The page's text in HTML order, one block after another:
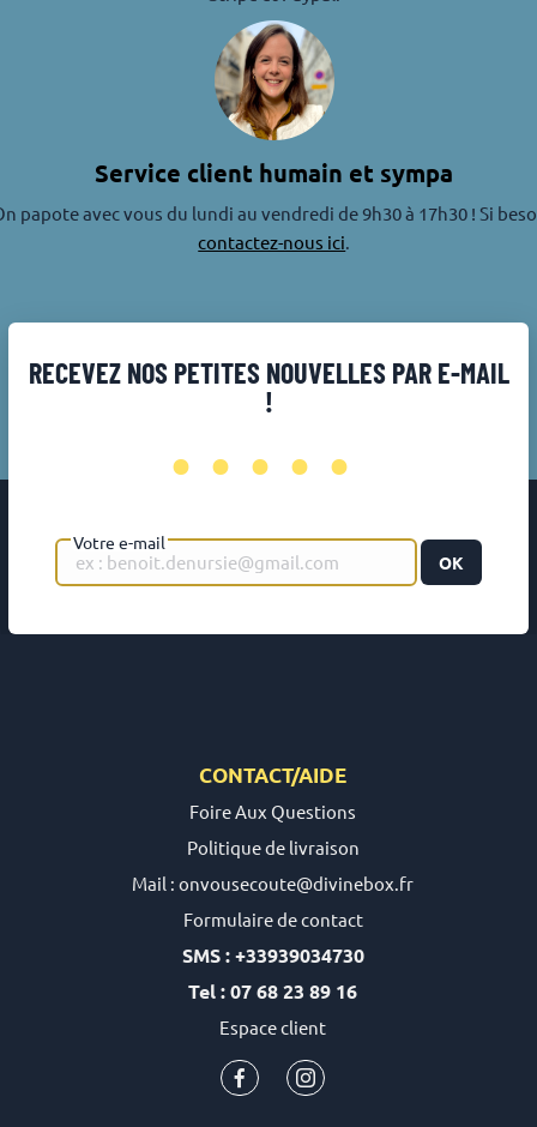
Service client humain et sympa
papote avec vous du lundi au vendredi de 9h30 à 17h30 ! Si
contactez-nous ici
RECEVEZ NOS PETITES NOUVELLES PAR E-MAIL
!
•••••
Votre e-mail
OK
CONTACT/AIDE
Foire Aux Questions
Politique de livraison
Mail : onvousecoute@divinebox.fr
Formulaire de contact
SMS : +33939034730
Tel : 07 68 23 89 16
Espace client